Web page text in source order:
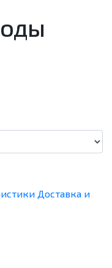
Доставка и